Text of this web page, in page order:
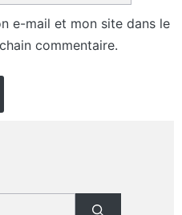
e-mail et mon site dans le
commentaire.